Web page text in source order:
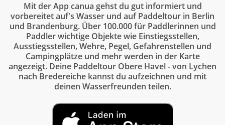
Mit der App canua gehst du gut informiert und
vorbereitet auf's Wasser und auf Paddeltour in Berlin
und Brandenburg. Über 100.000 für Paddlerinnen und
Paddler wichtige Objekte wie Einstiegsstellen,
Ausstiegsstellen, Wehre, Pegel, Gefahrenstellen und
Campingplätze und mehr werden in der Karte
angezeigt. Deine Paddeltour Obere Havel - von Lychen
nach Bredereiche kannst du aufzeichnen und mit
deinen Wasserfreunden teilen.